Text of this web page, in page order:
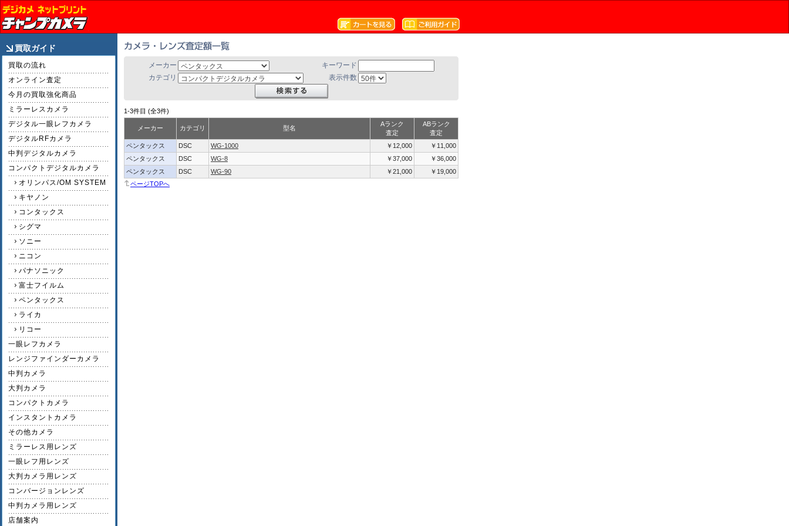
買取ガイド
買取の流れ
オンライン査定
今月の買取強化商品
ミラーレスカメラ
デジタル一眼レフカメラ
デジタルRFカメラ
中判デジタルカメラ
コンパクトデジタルカメラ
オリンパス/OM SYSTEM
キヤノン
コンタックス
シグマ
ソニー
ニコン
パナソニック
富士フイルム
ペンタックス
ライカ
リコー
一眼レフカメラ
レンジファインダーカメラ
中判カメラ
大判カメラ
コンパクトカメラ
インスタントカメラ
その他カメラ
ミラーレス用レンズ
一眼レフ用レンズ
大判カメラ用レンズ
コンバージョンレンズ
中判カメラ用レンズ
店舗案内
メーカー
キーワード
カテゴリ
表示件数
1-3件目 (全3件)
メーカー カテゴリ 型名
Aランク
査定
ABランク
査定
ペンタックス
DSC WG-1000 ￥12,000
￥11,000
ペンタックス
DSC WG-8 ￥37,000
￥36,000
ペンタックス
DSC WG-90 ￥21,000
￥19,000
ページTOPへ